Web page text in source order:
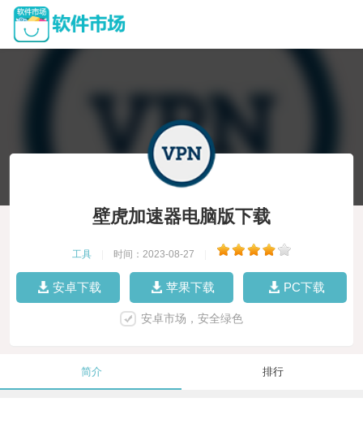
壁虎加速器电脑版下载
工具 时间：2023-08-27
安卓下载 苹果下载 PC下载
安卓市场，安全绿色
简介 排行